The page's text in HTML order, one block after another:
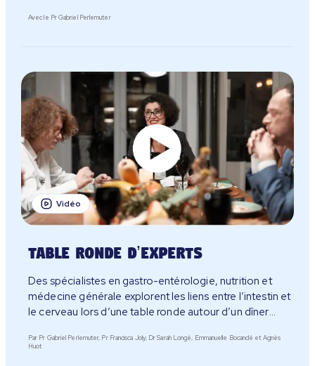
en gastro-entérologie et passionné par cette
Avec le Pr Gabriel Perlemuter
Vidéo
Table ronde d’experts
Des spécialistes en gastro-entérologie, nutrition et
médecine générale explorent les liens entre l’intestin et
le cerveau lors d’une table ronde autour d’un dîner
Solveig Darrigo-Dartinet. Découvrez l’impact de
Par Pr Gabriel Perlemuter, Pr Francisca Joly, Dr Sarah Longé, Emmanuelle Bocandé et Agnès
Huot